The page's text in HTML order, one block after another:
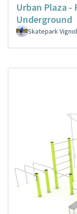
Urban Plaza -
Underground
Skatepark